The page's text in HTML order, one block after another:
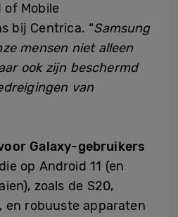
of Mobile
bij Centrica. “Samsung
mensen niet alleen
ook zijn beschermd
van
Galaxy-gebruikers
op Android 11 (en
zoals de S20,
en robuuste apparaten